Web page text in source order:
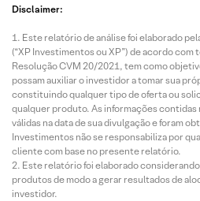
Disclaimer:
Este relatório de análise foi elaborado
(“XP Investimentos ou XP”) de acordo com
Resolução CVM 20/2021, tem como
possam auxiliar o investidor a tomar sua
constituindo qualquer tipo de oferta ou
qualquer produto. As informações
válidas na data de sua divulgação e foram
Investimentos não se responsabiliza por
cliente com base no presente relatório.
Este relatório foi elaborado
produtos de modo a gerar resultados de
investidor.